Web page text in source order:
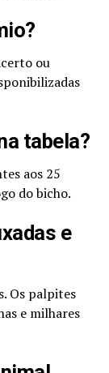
ou
tabela?
aos 25
do bicho.
e
Os palpites
e milhares